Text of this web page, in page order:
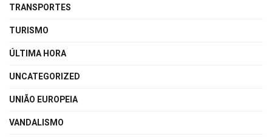
TRANSPORTES
TURISMO
ÚLTIMA HORA
UNCATEGORIZED
UNIÃO EUROPEIA
VANDALISMO